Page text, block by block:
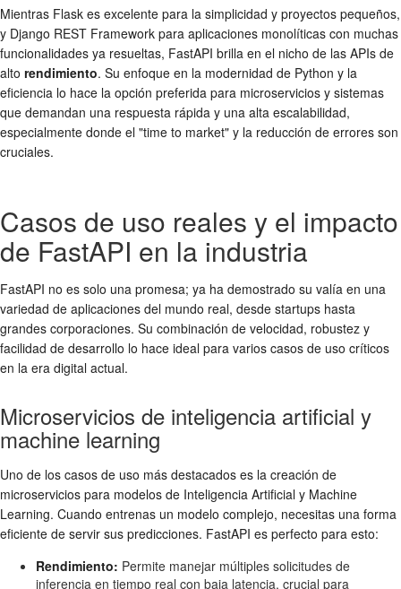
Mientras Flask es excelente para la simplicidad y proyectos pequeños,
y Django REST Framework para aplicaciones monolíticas con muchas
funcionalidades ya resueltas, FastAPI brilla en el nicho de las APIs de
alto rendimiento. Su enfoque en la modernidad de Python y la
eficiencia lo hace la opción preferida para microservicios y sistemas
que demandan una respuesta rápida y una alta escalabilidad,
especialmente donde el "time to market" y la reducción de errores son
cruciales.
Casos de uso reales y el impacto
de FastAPI en la industria
FastAPI no es solo una promesa; ya ha demostrado su valía en una
variedad de aplicaciones del mundo real, desde startups hasta
grandes corporaciones. Su combinación de velocidad, robustez y
facilidad de desarrollo lo hace ideal para varios casos de uso críticos
en la era digital actual.
Microservicios de inteligencia artificial y
machine learning
Uno de los casos de uso más destacados es la creación de
microservicios para modelos de Inteligencia Artificial y Machine
Learning. Cuando entrenas un modelo complejo, necesitas una forma
eficiente de servir sus predicciones. FastAPI es perfecto para esto:
Rendimiento: Permite manejar múltiples solicitudes de
inferencia en tiempo real con baja latencia, crucial para